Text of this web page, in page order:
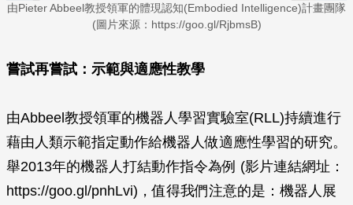
由Pieter Abbeel教授領軍的體現認知(Embodied Intelligence)計畫團隊
(圖片來源：https://goo.gl/RjbmsB)
嘗試再嘗試：示範與適應性教學
由Abbeel教授領軍的機器人學習實驗室(RLL)持續進行
藉由人類示範指定動作給機器人做適應性學習的研究。
舉2013年的機器人打結動作指令為例 (影片連結網址：
https://goo.gl/pnhLvi)，值得我們注意的是：機器人展